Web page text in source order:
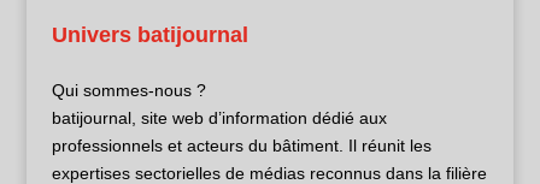
Univers batijournal
Qui sommes-nous ?
batijournal, site web d’information dédié aux
professionnels et acteurs du bâtiment. Il réunit les
expertises sectorielles de médias reconnus dans la filière